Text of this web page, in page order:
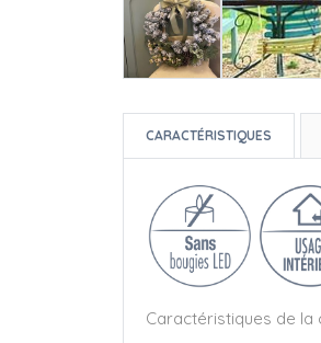
CARACTÉRISTIQUES
Caractéristiques de